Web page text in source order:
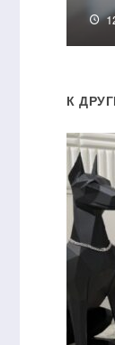
К